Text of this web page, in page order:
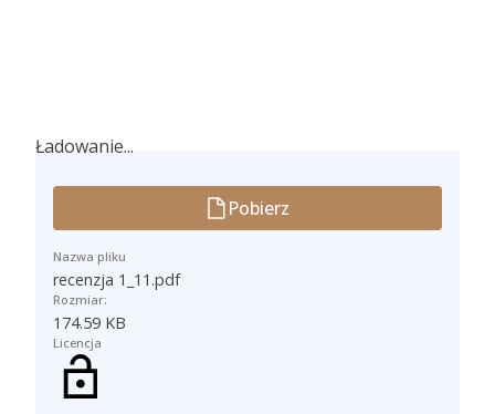
Ładowanie...
Ładowanie...
Pobierz
Nazwa pliku
recenzja 1_11.pdf
Rozmiar:
174.59 KB
Licencja